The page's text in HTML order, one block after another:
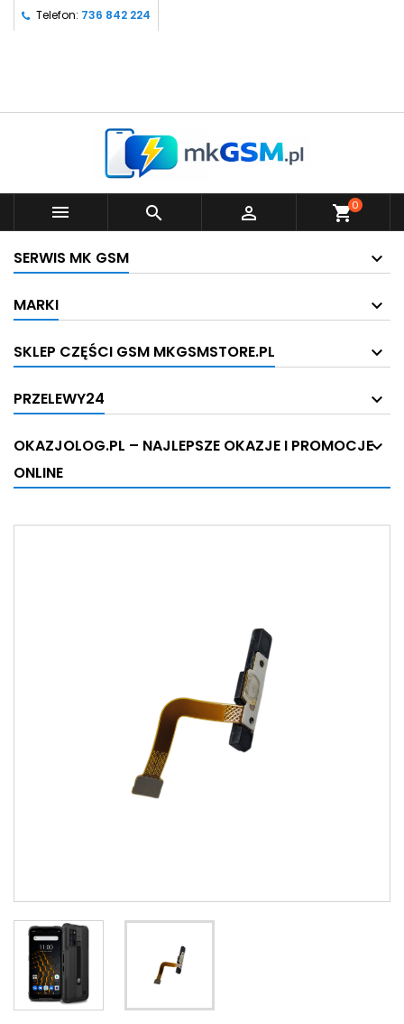
Telefon: 736 842 224
   shopping_cart0
SERWIS MK GSM
MARKI
SKLEP CZĘŚCI GSM MKGSMSTORE.PL
PRZELEWY24
OKAZJOLOG.PL – NAJLEPSZE OKAZJE I PROMOCJE
ONLINE